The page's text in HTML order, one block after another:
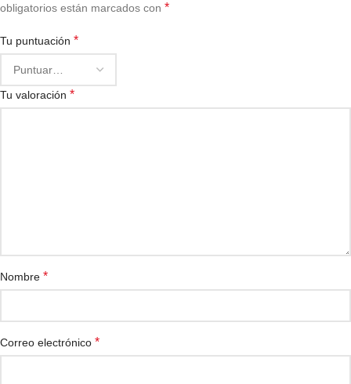
obligatorios están marcados con *
Tu puntuación *
Tu valoración *
Nombre *
Correo electrónico *